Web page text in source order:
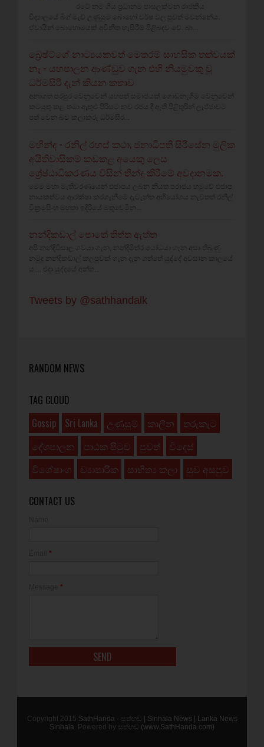
රටේ නම ගිය ප්‍රධානම පාසලක්වන රාජකීය
විද්‍යාලයේ බිග් මැච් උණුසුම බොහෝ වර්ෂ වල පුවත් මවන්නේය.
ඒවායින් බොහොමයක් අවිනීත හැසිරීම් පිළිබඳව වේ. බා...
බ්‍රෙෂ්ට්ගේ නාට්‍යයකවත් මෙතරම් සාහසික තත්වයක්
නෑ - යහපාලන ආණ්ඩුව ගැන එහි නියමුවකු වූ
ධර්මසිරි දැන් කියන කතාව
අනාගත පරපුර වෙනුවෙන් යහපත් සමාජයක් ගොඩනැගීම වෙනුවෙන්
කටයුතු කළ තමා ඇතුළු පිරිසට නව රජය දී ඇති පිළිතුරින් ලැජ්ජාවට
පත් වෙන බව කලාකරු ධර්මසිර...
මහින්ද - රනිල් රහස් කථා, ජනාධිපති සිරිසේන මුලික
අයිතිවාසිකම් කඩකළ අයෙකු ලෙස
ශ්‍රේෂ්ඨාධිකරණය විසින් තීන්දු කිරීමේ අවදානමක.
මෙම මහා මැතිවරණයෙන් එජාපය ලබන නියත පරාජය හමුවේ එජාප
නායකත්වය ආරක්ෂා කරගැනීමේ දැවැන්ත අභියෝගය නැවතත් රනිල්
වික්‍රමසිංහ මහතා ඉදිරියේ මතුවෙමින...
නන්දිකඩාල් පොතේ තිත්ත ඇත්ත
අපි නන්දිවිසාල ගවයා ගැන, නන්දිමිත්ර යෝධයා ගැන අසා තිබුණු
නමුදු නන්දිකඩාල් කලපුවක් ගැන දැන ගත්තේ යුද්දේ අවසාන කාලයේ
ය.... එදා යුද්දයේ අන්ත...
Tweets by @sathhandalk
RANDOM NEWS
TAG CLOUD
Gossip
Sri Lanka උණුසුම් කාලීන
තරුකැට
දේශපාලන
පාඨක පිටුව පුවත්
විදෙස්
විශේෂාංග
ව්‍යාපාරික සාහිත්‍ය කලා සුව අසපුව
CONTACT US
*
*
Copyright 2015 SathHanda - සත්හඬ | Sinhala News | Lanka News
Sinhala . Powered by සත්හඬ (www.SathHanda.com)